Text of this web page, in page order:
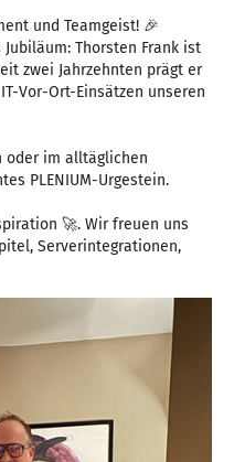
und Teamgeist! 🎉
Thorsten Frank ist
zwei Jahrzehnten prägt er
Vor-Ort-Einsätzen unseren
oder im alltäglichen
PLENIUM-Urgestein.
🚀. Wir freuen uns
Serverintegrationen,